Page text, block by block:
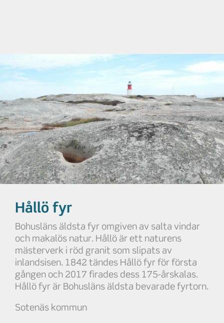
Hållö fyr
Bohusläns äldsta fyr omgiven av salta vindar
och makalös natur. Hållö är ett naturens
mästerverk i röd granit som slipats av
inlandsisen. 1842 tändes Hållö fyr för första
gången och 2017 firades dess 175-årskalas.
Hållö fyr är Bohusläns äldsta bevarade fyrtorn.
Sotenäs kommun